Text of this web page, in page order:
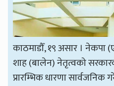
काठमाडौँ, १९ असार । नेकपा
शाह (बालेन) नेतृत्वको
प्रारम्भिक धारणा सार्वजनिक